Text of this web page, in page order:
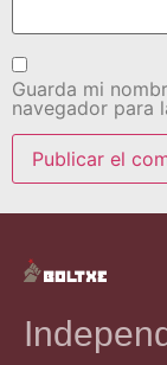
Guarda mi
navegador para